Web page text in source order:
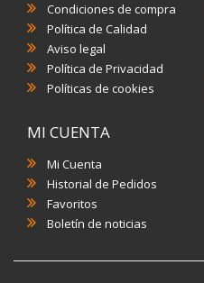
Condiciones de compra
Política de Calidad
Aviso legal
Política de Privacidad
Políticas de cookies
MI CUENTA
Mi Cuenta
Historial de Pedidos
Favoritos
Boletín de noticias